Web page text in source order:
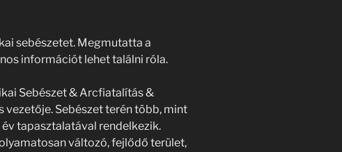
sebészetet. Megmutatta a
információt lehet találni róla.
Sebészet & Arcfiatalítás &
vezetője. Sebészet terén több, mint
tapasztalatával rendelkezik.
változó, fejlődő terület,